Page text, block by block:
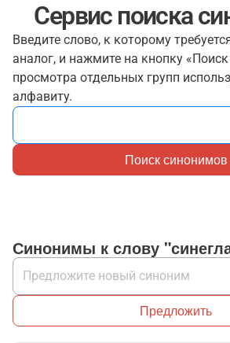
Сервис поиска
Введите слово, к которому
аналог, и нажмите на кнопку
просмотра отдельных групп
алфавиту.
Поиск синонимов
Синонимы к слову
Предложить